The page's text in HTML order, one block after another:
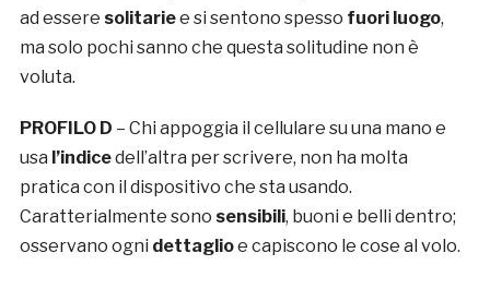
ad essere solitariee si sentono spesso fuori luogo,
ma solo pochi sanno che questa solitudine non è
voluta.
PROFILO D – Chi appoggia il cellulare su una mano e
usa l’indicedell’altra per scrivere, non ha molta
pratica con il dispositivo che sta usando.
Caratterialmente sono sensibili, buoni e belli dentro;
osservano ogni dettaglioe capiscono le cose al volo.